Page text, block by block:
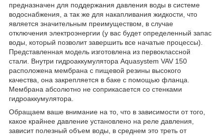
предназначен для поддержания давления воды в системе
водоснабжения, а так же для накапливания жидкости, что
является значительным преимуществом, в случае
отключения электроэнергии (у вас будет определенный запас
воды, который позволит завершить все начатые процессы).
Представленная модель изготовлена из первоклассной
стали. Внутри гидроаккумулятора Aquasystem VAV 150
расположена мембрана с пищевой резины высокого
качества, она закрепляется в баке с помощью фланца.
Мембрана абсолютно не соприкасается со стенками
гидроаккумулятора.
Обращаем ваше внимание на то, что в зависимости от того,
какое крайнее давление установлено на реле давления,
зависит полезный объем воды, в среднем это треть от